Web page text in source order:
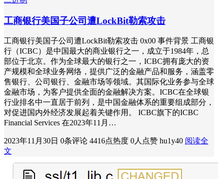
工商银行美国子公司遭LockBit勒索攻击
工商银行美国子公司遭LockBit勒索攻击 0x00 事件背景 工商银
行（ICBC）是中国最大的商业银行之一，成立于1984年，总
部位于北京。作为全球最大的银行之一，ICBC拥有庞大的资
产规模和全球业务网络，提供广泛的金融产品和服务，涵盖零
售银行、公司银行、金融市场等领域。其国际化业务参与全球
金融市场，为客户提供全面的金融解决方案。ICBC在全球银
行业排名中一直居于前列，是中国金融体系的重要组成部分，
对促进国内外经济发展起着关键作用。 ICBC旗下的ICBC
Financial Services 在2023年11月…
2023年11月30日 0条评论 4416点热度 0人点赞 hu1y40 阅读全
文